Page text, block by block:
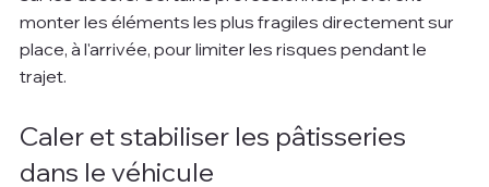
monter les éléments les plus fragiles directement sur
place, à l'arrivée, pour limiter les risques pendant le
trajet.
Caler et stabiliser les pâtisseries
dans le véhicule